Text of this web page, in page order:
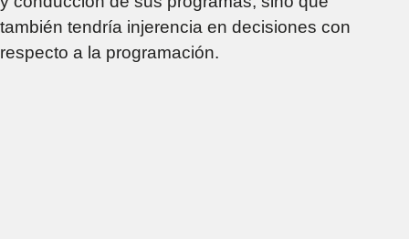
también tendría injerencia en decisiones con
respecto a la programación.